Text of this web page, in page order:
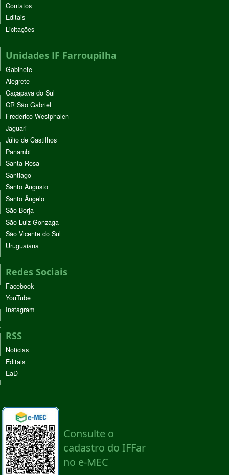
Contatos
Editais
Licitações
Unidades IF Farroupilha
Gabinete
Alegrete
Caçapava do Sul
CR São Gabriel
Frederico Westphalen
Jaguari
Júlio de Castilhos
Panambi
Santa Rosa
Santiago
Santo Augusto
Santo Ângelo
São Borja
São Luiz Gonzaga
São Vicente do Sul
Uruguaiana
Redes Sociais
Facebook
YouTube
Instagram
RSS
Noticias
Editais
EaD